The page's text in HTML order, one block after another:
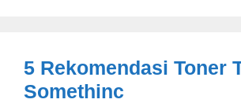
5 Rekomendasi Toner
Somethinc